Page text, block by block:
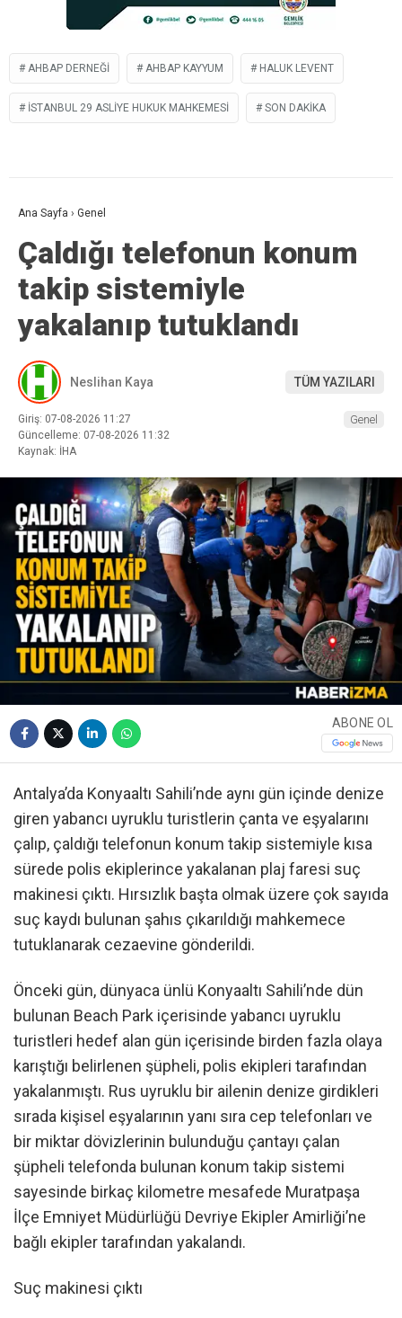
AHBAP DERNEĞI AHBAP KAYYUM HALUK LEVENT
İSTANBUL 29 ASLIYE HUKUK MAHKEMESI SON DAKIKA
Ana Sayfa › Genel
Çaldığı telefonun konum
takip sistemiyle
yakalanıp tutuklandı
Neslihan Kaya TÜM YAZILARI
Giriş: 07-08-2026 11:27
Güncelleme: 07-08-2026 11:32
Kaynak: İHA
Genel
ABONE OL
Antalya’da Konyaaltı Sahili’nde aynı gün içinde denize
giren yabancı uyruklu turistlerin çanta ve eşyalarını
çalıp, çaldığı telefonun konum takip sistemiyle kısa
sürede polis ekiplerince yakalanan plaj faresi suç
makinesi çıktı. Hırsızlık başta olmak üzere çok sayıda
suç kaydı bulunan şahıs çıkarıldığı mahkemece
tutuklanarak cezaevine gönderildi.
Önceki gün, dünyaca ünlü Konyaaltı Sahili’nde dün
bulunan Beach Park içerisinde yabancı uyruklu
turistleri hedef alan gün içerisinde birden fazla olaya
karıştığı belirlenen şüpheli, polis ekipleri tarafından
yakalanmıştı. Rus uyruklu bir ailenin denize girdikleri
sırada kişisel eşyalarının yanı sıra cep telefonları ve
bir miktar dövizlerinin bulunduğu çantayı çalan
şüpheli telefonda bulunan konum takip sistemi
sayesinde birkaç kilometre mesafede Muratpaşa
İlçe Emniyet Müdürlüğü Devriye Ekipler Amirliği’ne
bağlı ekipler tarafından yakalandı.
Suç makinesi çıktı